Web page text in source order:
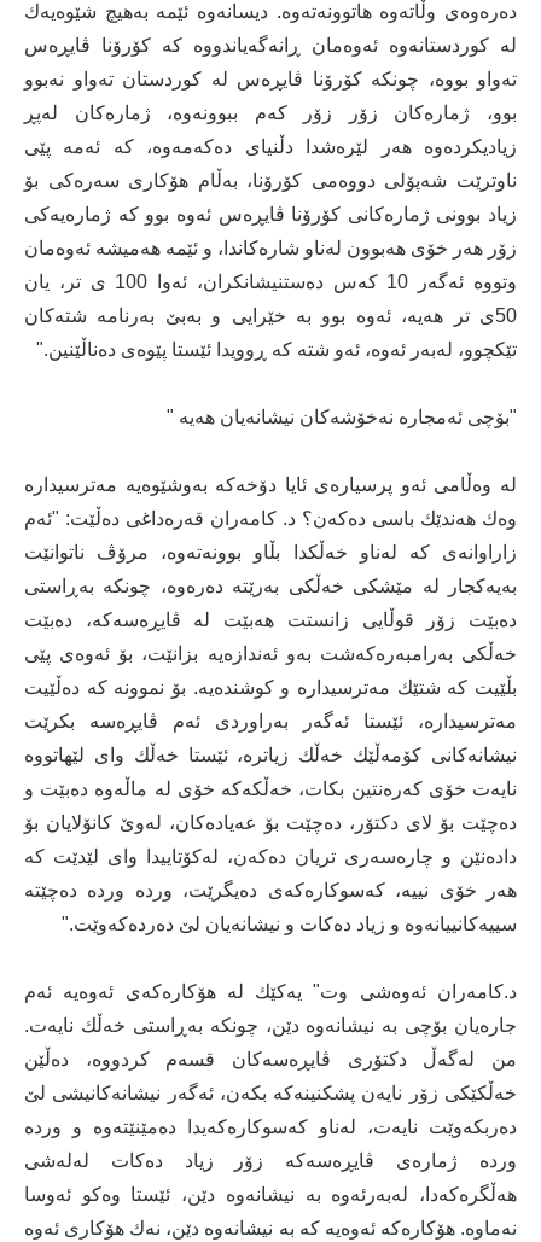
ده‌ره‌وه‌ی وڵاته‌وه‌ هاتوونه‌ته‌وه‌. دیسانه‌وه‌ ئێمه‌ به‌هیچ شێوه‌یه‌ك
له‌ كوردستانه‌وه‌ ئه‌وه‌مان ڕانه‌گه‌یاندووه‌ كه‌ كۆرۆنا ڤایڕه‌س
ته‌واو بووه‌، چونكه‌ كۆرۆنا ڤایڕه‌س له‌ كوردستان ته‌واو نه‌بوو
بوو، ژماره‌كان زۆر زۆر كه‌م ببوونه‌وه‌، ژماره‌كان له‌پڕ
زیادیكرده‌وه‌ هه‌ر لێره‌شدا دڵنیای ده‌كه‌مه‌وه،‌ كه‌ ئه‌مه‌ پێی
ناوترێت شه‌پۆلی دووه‌می كۆرۆنا، به‌ڵام هۆكاری سه‌ره‌كی بۆ
زیاد بوونی ژماره‌كانی كۆرۆنا ڤایڕه‌س ئه‌وه‌ بوو كه‌ ژماره‌یه‌كی
زۆر هه‌ر خۆی هه‌بوون له‌ناو شاره‌كاندا، و ئێمه‌ هه‌میشه‌ ئه‌وه‌مان
وتووه‌ ئه‌گه‌ر 10 كه‌س ده‌ستنیشانكران، ئه‌وا 100 ی تر، یان
50ی تر هه‌یه، ئه‌وه‌ بوو به‌ خێرایی و به‌بێ به‌رنامه‌ شته‌كان
تێكچوو، له‌به‌ر ئه‌وه،‌ ئه‌و شته‌ كه‌ ڕوویدا ئێستا پێوه‌ی ده‌ناڵێنین."
"بۆچی ئه‌مجاره‌ نه‌خۆشه‌كان نیشانه‌یان هه‌یه‌ "
له‌ وه‌ڵامی ئه‌و پرسیاره‌ی ئایا دۆخه‌كه‌ به‌وشێوه‌یه‌ مه‌ترسیداره‌
وه‌ك هه‌ندێك باسی ده‌كه‌ن؟ د. كامه‌ران قه‌ره‌داغی ده‌ڵێت: "ئه‌م
زاراوانه‌ی كه‌ له‌ناو خه‌ڵكدا بڵاو بوونه‌ته‌وه‌، مرۆڤ ناتوانێت
به‌یه‌كجار له‌ مێشكی خه‌ڵكی به‌رێته‌ ده‌ره‌وه،‌ چونكه‌ به‌ڕاستی
ده‌بێت زۆر قوڵایی زانستت هه‌بێت له‌ ڤایڕه‌سه‌كه‌، ده‌بێت
خه‌ڵكی به‌رامبه‌ره‌كه‌شت به‌و ئه‌ندازه‌یه‌ بزانێت، بۆ ئه‌وه‌ی پێی
بڵێیت كه‌ شتێك مه‌ترسیداره‌ و كوشنده‌یه‌. بۆ نموونه‌ كه‌ ده‌ڵێیت
مه‌ترسیداره‌، ئێستا ئه‌گه‌ر به‌راوردی ئه‌م ڤایڕه‌سه‌ بكرێت
نیشانه‌كانی كۆمه‌ڵێك خه‌ڵك زیاتره‌، ئێستا خه‌ڵك وای لێهاتووه‌
نایه‌ت خۆی كه‌ره‌نتین بكات، خه‌ڵكه‌كه‌ خۆی له‌ ماڵه‌وه‌ ده‌بێت و
ده‌چێت بۆ لای دكتۆر، ده‌چێت بۆ عه‌یاده‌كان، له‌وێ كانۆلایان بۆ
داده‌نێن و چاره‌سه‌ری تریان ده‌كه‌ن، له‌كۆتاییدا وای لێدێت كه‌
هه‌ر خۆی نییه‌، كه‌سوكاره‌كه‌ی ده‌یگرێت، ورده‌ ورده‌ ده‌چێته‌
سییه‌كانییانه‌وه‌ و زیاد ده‌كات و نیشانه‌یان لێ ده‌رده‌كه‌وێت."
د.كامه‌ران ئه‌وه‌شی وت" یه‌كێك له‌ هۆكاره‌كه‌ی ئه‌وه‌یه‌ ئه‌م
جاره‌یان بۆچی به‌ نیشانه‌وه‌ دێن، چونكه‌ به‌ڕاستی خه‌ڵك نایه‌ت.
من له‌گه‌ڵ دكتۆری ڤایڕه‌سه‌كان قسه‌م كردووه‌، ده‌ڵێن
خه‌ڵكێكی زۆر نایه‌ن پشكنینه‌كه‌ بكه‌ن، ئه‌گه‌ر نیشانه‌كانیشی لێ
ده‌ربكه‌وێت نایه‌ت، له‌ناو كه‌سوكاره‌كه‌یدا ده‌مێنێته‌وه‌ و ورده‌
ورده ژماره‌ی ‌ڤایڕه‌سه‌كه‌ زۆر زیاد ده‌كات له‌له‌شی
هه‌ڵگره‌كه‌دا، له‌به‌رئه‌وه‌ به‌ نیشانه‌وه‌ دێن، ئێستا وه‌كو ئه‌وسا
نه‌ماوه‌. هۆكاره‌كه‌ ئه‌وه‌یه‌ كه‌ به‌ نیشانه‌وه‌ دێن، نه‌ك هۆكاری ئه‌وه‌